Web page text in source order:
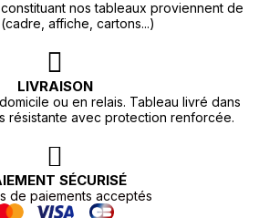
nos tableaux proviennent de
affiche, cartons...)
LIVRAISON
ou en relais. Tableau livré dans
résistante avec protection renforcée.
SÉCURISÉ
de paiements acceptés